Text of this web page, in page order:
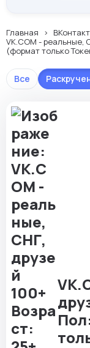
Главная
VK.COM - реальные,
(формат только
Все